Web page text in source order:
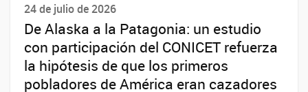
24 de julio de 2026
De Alaska a la Patagonia: un estudio
con participación del CONICET refuerza
la hipótesis de que los primeros
pobladores de América eran cazadores